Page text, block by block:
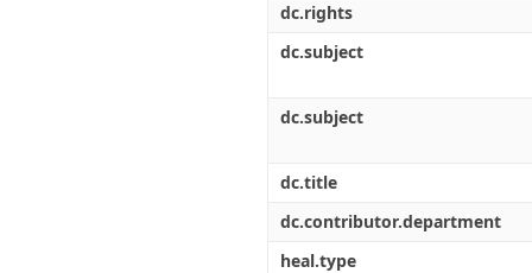
dc.rights
dc.subject
dc.subject
dc.title
dc.contributor.department
heal.type